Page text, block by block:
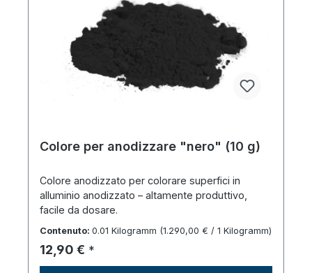
Colore per anodizzare "nero" (10 g)
Colore anodizzato per colorare superfici in
alluminio anodizzato – altamente produttivo,
facile da dosare.
Contenuto: 0.01 Kilogramm (1.290,00 € / 1 Kilogramm)
Prezzo normale:
12,90 € *